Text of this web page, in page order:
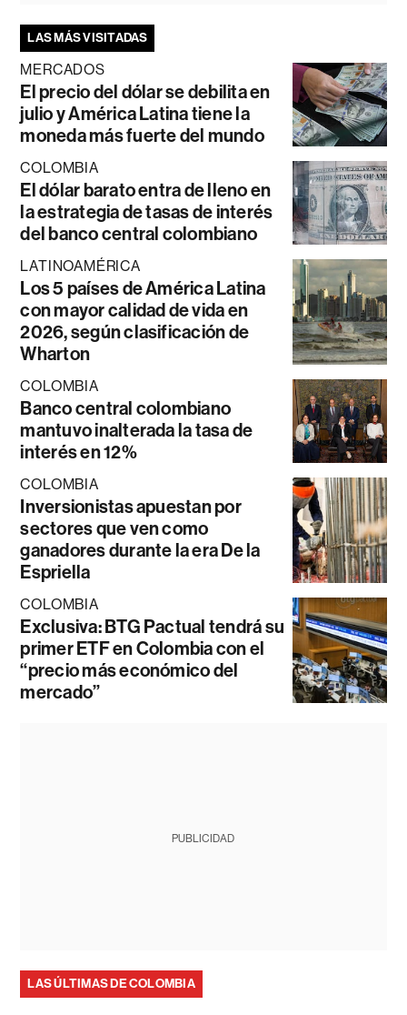
LAS MÁS VISITADAS
MERCADOS
El precio del dólar se debilita en
julio y América Latina tiene la
moneda más fuerte del mundo
COLOMBIA
El dólar barato entra de lleno en
la estrategia de tasas de interés
del banco central colombiano
LATINOAMÉRICA
Los 5 países de América Latina
con mayor calidad de vida en
2026, según clasificación de
Wharton
COLOMBIA
Banco central colombiano
mantuvo inalterada la tasa de
interés en 12%
COLOMBIA
Inversionistas apuestan por
sectores que ven como
ganadores durante la era De la
Espriella
COLOMBIA
Exclusiva: BTG Pactual tendrá su
primer ETF en Colombia con el
“precio más económico del
mercado”
PUBLICIDAD
LAS ÚLTIMAS DE COLOMBIA